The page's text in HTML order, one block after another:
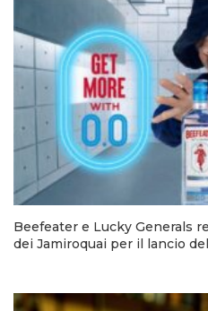
Beefeater e Lucky Generals
dei Jamiroquai per il lancio